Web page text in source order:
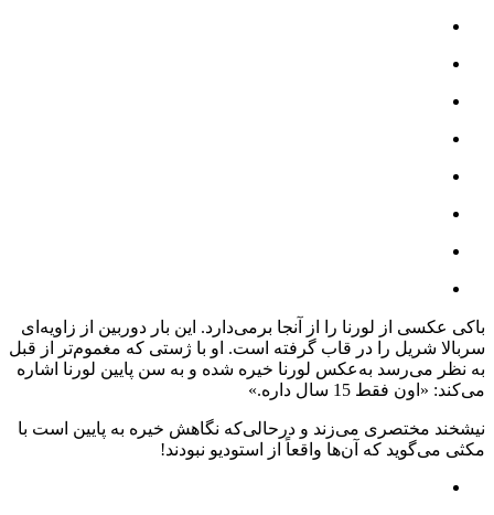
باکی عکسی از لورنا را از آنجا برمی‌دارد. این بار دوربین از زاویه‌ای
سربالا شریل را در قاب گرفته است. او با ژستی که مغموم‌تر از قبل
به نظر می‌رسد به‌عکس لورنا خیره شده و به سن پایین لورنا اشاره
می‌‌کند: «اون فقط 15 سال داره.»
نیشخند مختصری می‌زند و درحالی‌که نگاهش خیره به پایین است با
مکثی می‌گوید که آن‌ها واقعاً از استودیو نبودند!